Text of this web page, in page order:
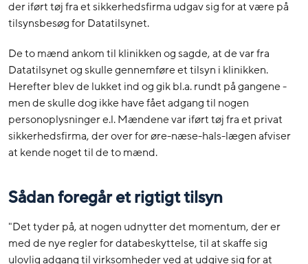
der iført tøj fra et sikkerhedsfirma udgav sig for at være på
tilsynsbesøg for Datatilsynet.
De to mænd ankom til klinikken og sagde, at de var fra
Datatilsynet og skulle gennemføre et tilsyn i klinikken.
Herefter blev de lukket ind og gik bl.a. rundt på gangene -
men de skulle dog ikke have fået adgang til nogen
personoplysninger e.l. Mændene var iført tøj fra et privat
sikkerhedsfirma, der over for øre-næse-hals-lægen afviser
at kende noget til de to mænd.
Sådan foregår et rigtigt tilsyn
"Det tyder på, at nogen udnytter det momentum, der er
med de nye regler for databeskyttelse, til at skaffe sig
ulovlig adgang til virksomheder ved at udgive sig for at